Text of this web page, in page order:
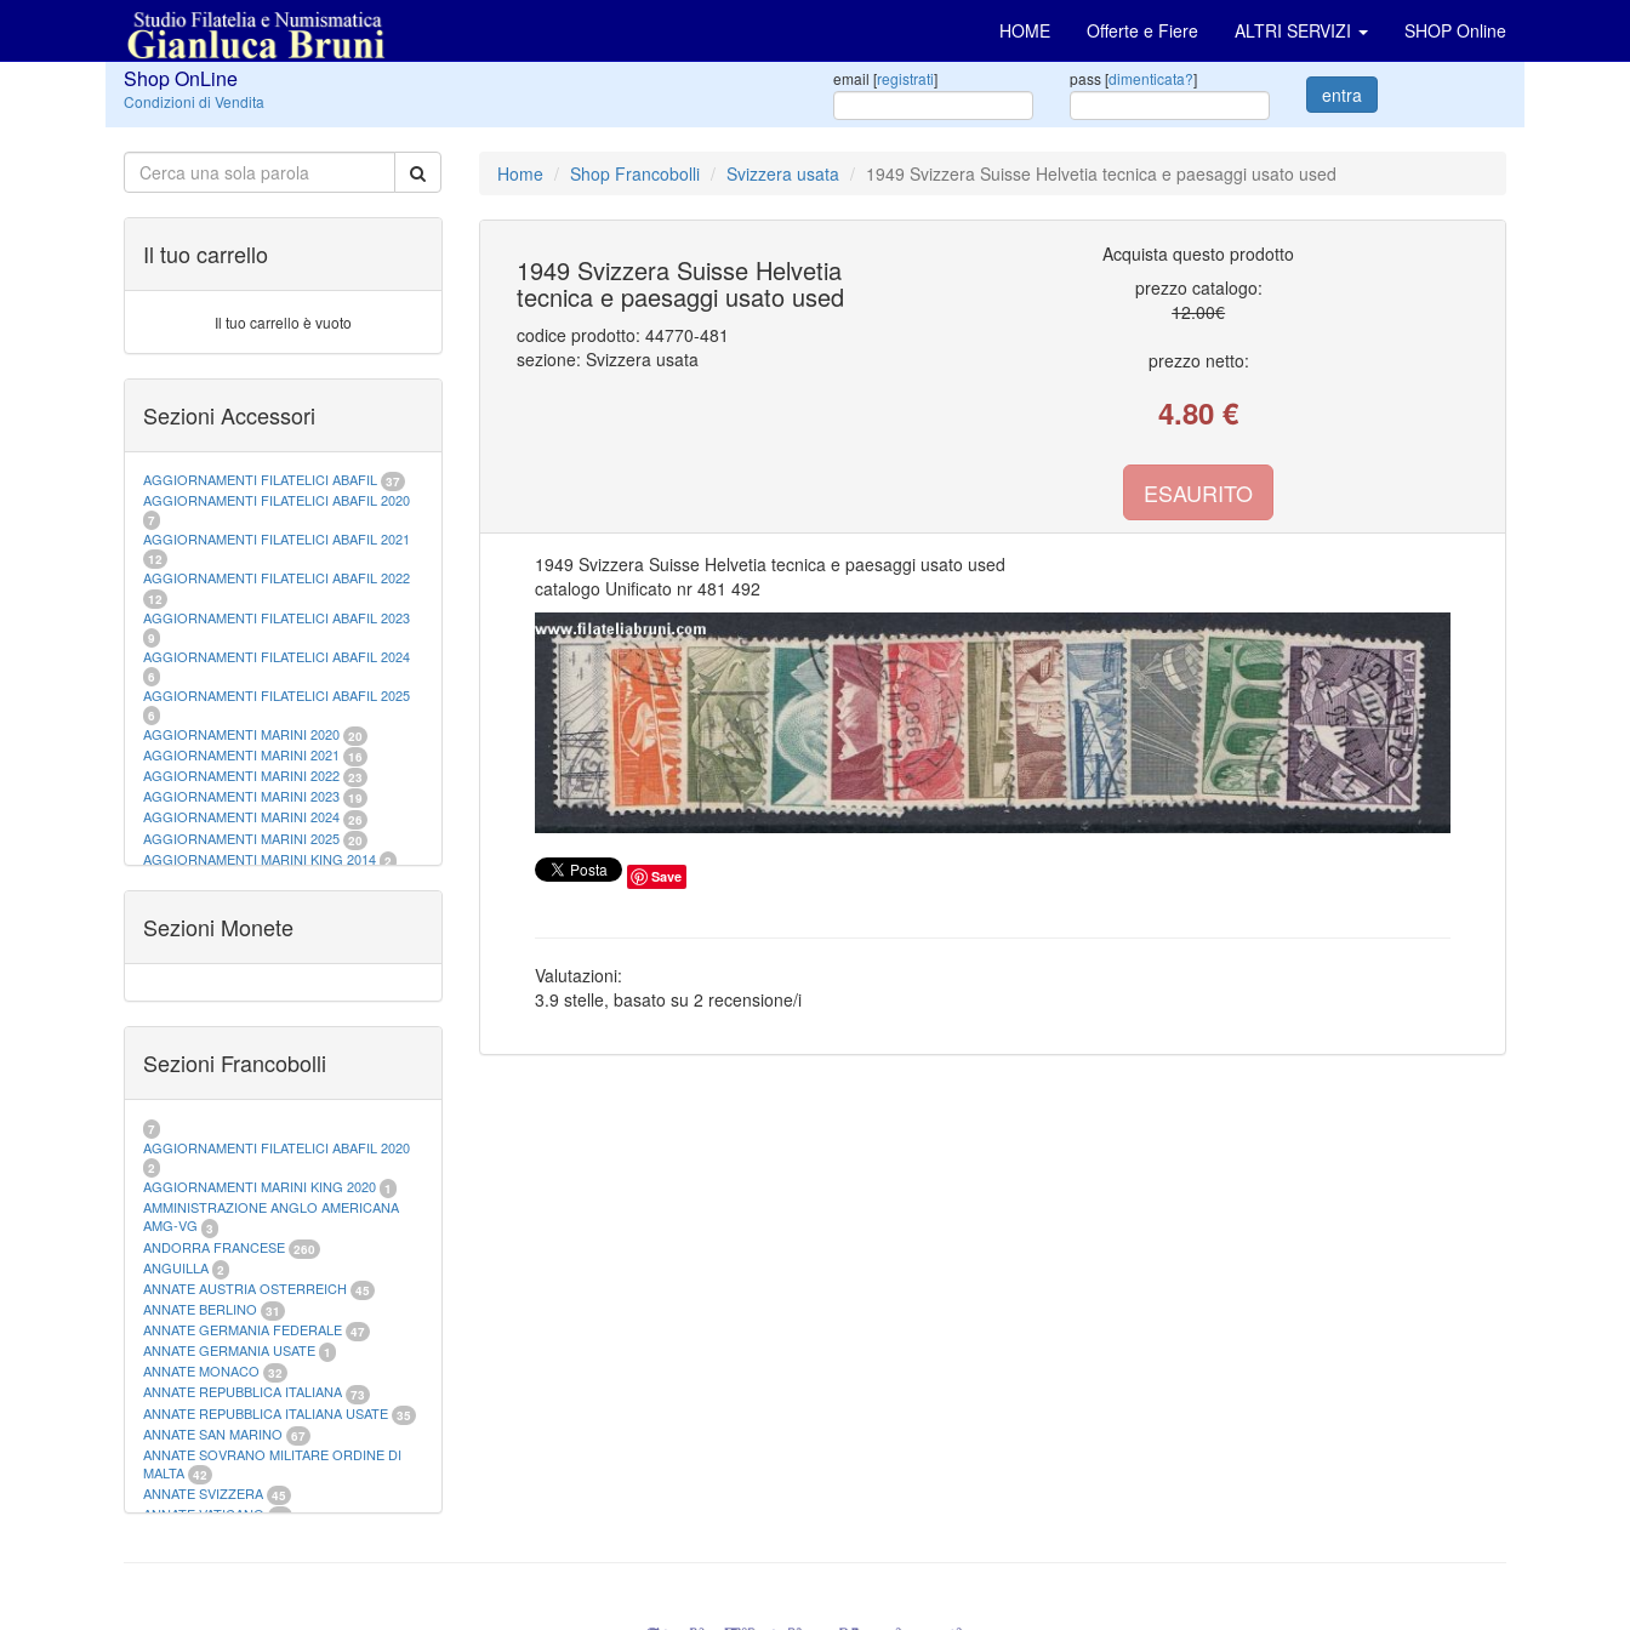
HOME Offerte e Fiere ALTRI SERVIZI SHOP Online
Shop OnLine
Condizioni di Vendita
email [registrati] pass [dimenticata?]
entra
Il tuo carrello
Il tuo carrello è vuoto
Sezioni Accessori
AGGIORNAMENTI FILATELICI ABAFIL 37
AGGIORNAMENTI FILATELICI ABAFIL 2020
7
AGGIORNAMENTI FILATELICI ABAFIL 2021
12
AGGIORNAMENTI FILATELICI ABAFIL 2022
12
AGGIORNAMENTI FILATELICI ABAFIL 2023
9
AGGIORNAMENTI FILATELICI ABAFIL 2024
6
AGGIORNAMENTI FILATELICI ABAFIL 2025
6
AGGIORNAMENTI MARINI 2020 20
AGGIORNAMENTI MARINI 2021 16
AGGIORNAMENTI MARINI 2022 23
AGGIORNAMENTI MARINI 2023 19
AGGIORNAMENTI MARINI 2024 26
AGGIORNAMENTI MARINI 2025 20
AGGIORNAMENTI MARINI KING 2014 2
AGGIORNAMENTI MARINI KING 2017
AGGIORNAMENTI MARINI KING 2018
AGGIORNAMENTI MARINI KING 2019 22
ANNUALI 9
ALBUM PER CARTAMONETA 1
CARTELLE FILATELICHE MARINI
FOGLI FILATELICI SAN MARINO
FOGLI FILATELICI VATICANO
FOGLI MARINI PERIODI SEPARATI ITALIA
15
FOGLI MARINI PERIODI SEPARATI SAN
MARINO 14
FOGLI MARINI PERIODI SEPARATI
VATICANO 10
FOGLI MARINI REGNO D'ITALIA COLONIE
ITL, 20
MATERIALE FILATELICO MARINI 33
RACCOGLITORI XL 1
Sezioni Monete
Sezioni Francobolli
7
AGGIORNAMENTI FILATELICI ABAFIL 2020
2
AGGIORNAMENTI MARINI KING 2020 1
AMMINISTRAZIONE ANGLO AMERICANA
AMG-VG 3
ANDORRA FRANCESE 260
ANGUILLA 2
ANNATE AUSTRIA OSTERREICH 45
ANNATE BERLINO 31
ANNATE GERMANIA FEDERALE 47
ANNATE GERMANIA USATE 1
ANNATE MONACO 32
ANNATE REPUBBLICA ITALIANA 73
ANNATE REPUBBLICA ITALIANA USATE 35
ANNATE SAN MARINO 67
ANNATE SOVRANO MILITARE ORDINE DI
MALTA 42
ANNATE SVIZZERA 45
ANNATE VATICANO 64
Home Shop Francobolli Svizzera usata 1949 Svizzera Suisse Helvetia tecnica e paesaggi usato used
1949 Svizzera Suisse Helvetia
tecnica e paesaggi usato used
codice prodotto: 44770-481
sezione: Svizzera usata
Acquista questo prodotto
prezzo catalogo:
12.00€
prezzo netto:
4.80 €
ESAURITO
1949 Svizzera Suisse Helvetia tecnica e paesaggi usato used
catalogo Unificato nr 481 492
Save
Valutazioni:
3.9 stelle, basato su 2 recensione/i